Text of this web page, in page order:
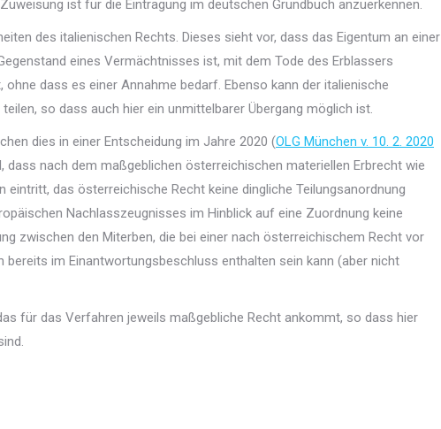
ist für die Eintragung im deutschen Grundbuch anzuerkennen.
des italienischen Rechts. Dieses sieht vor, dass das Eigentum an einer
eines Vermächtnisses ist, mit dem Tode des Erblassers
dass es einer Annahme bedarf. Ebenso kann der italienische
so dass auch hier ein unmittelbarer Übergang möglich ist.
dies in einer Entscheidung im Jahre 2020 (OLG München v. 10. 2. 2020
dass nach dem maßgeblichen österreichischen materiellen Erbrecht wie
das österreichische Recht keine dingliche Teilungsanordnung
Nachlasszeugnisses im Hinblick auf eine Zuordnung keine
zwischen den Miterben, die bei einer nach österreichischem Recht vor
bereits im Einantwortungsbeschluss enthalten sein kann (aber nicht
für das Verfahren jeweils maßgebliche Recht ankommt, so dass hier